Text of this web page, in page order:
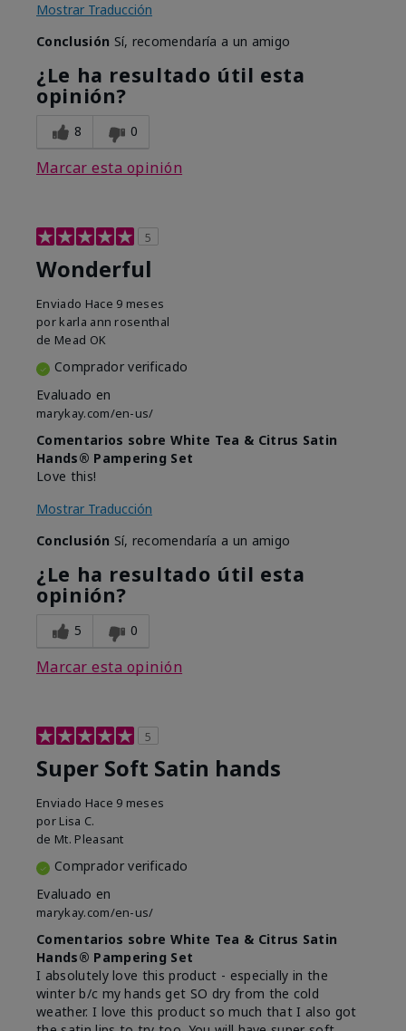
Mostrar Traducción
Conclusión Sí, recomendaría a un amigo
¿Le ha resultado útil esta
opinión?
8 0
Marcar esta opinión
5
Wonderful
Enviado Hace 9 meses
por karla ann rosenthal
de Mead OK
Comprador verificado
Evaluado en
marykay.com/en-us/
Comentarios sobre White Tea & Citrus Satin
Hands® Pampering Set
Love this!
Mostrar Traducción
Conclusión Sí, recomendaría a un amigo
¿Le ha resultado útil esta
opinión?
5 0
Marcar esta opinión
5
Super Soft Satin hands
Enviado Hace 9 meses
por Lisa C.
de Mt. Pleasant
Comprador verificado
Evaluado en
marykay.com/en-us/
Comentarios sobre White Tea & Citrus Satin
Hands® Pampering Set
I absolutely love this product - especially in the
winter b/c my hands get SO dry from the cold
weather. I love this product so much that I also got